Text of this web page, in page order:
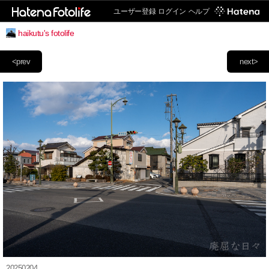
ユーザー登録 ログイン ヘルプ
haikutu's fotolife
next>
<prev